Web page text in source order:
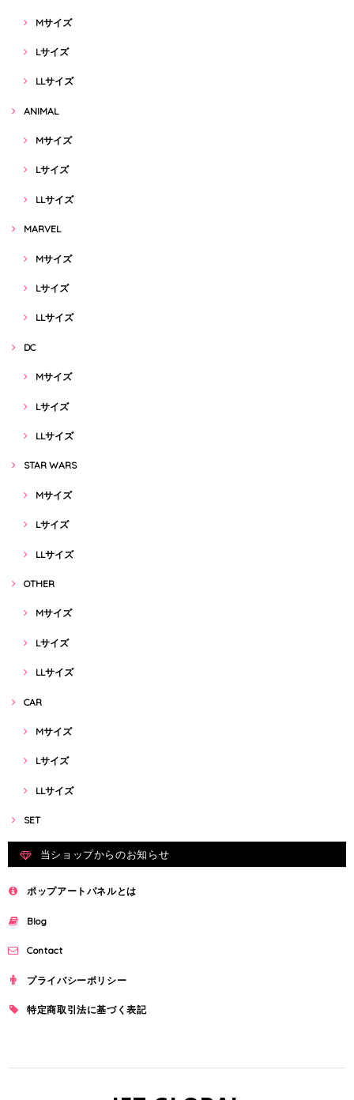
Mサイズ
Lサイズ
LLサイズ
ANIMAL
Mサイズ
Lサイズ
LLサイズ
MARVEL
Mサイズ
Lサイズ
LLサイズ
DC
Mサイズ
Lサイズ
LLサイズ
STAR WARS
Mサイズ
Lサイズ
LLサイズ
OTHER
Mサイズ
Lサイズ
LLサイズ
CAR
Mサイズ
Lサイズ
LLサイズ
SET
当ショップからのお知らせ
ポップアートパネルとは
Blog
Contact
プライバシーポリシー
特定商取引法に基づく表記